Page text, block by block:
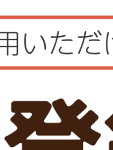
国産まるごと
(32～36cm)